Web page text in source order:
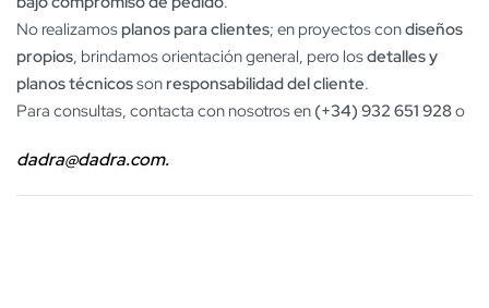
No realizamos planos para clientes; en proyectos condiseños
propios, brindamos orientación general, pero losdetalles y
planos técnicosson responsabilidad del cliente.
Para consultas, contacta con nosotros en (+34) 932 651 928o
dadra@dadra.com.